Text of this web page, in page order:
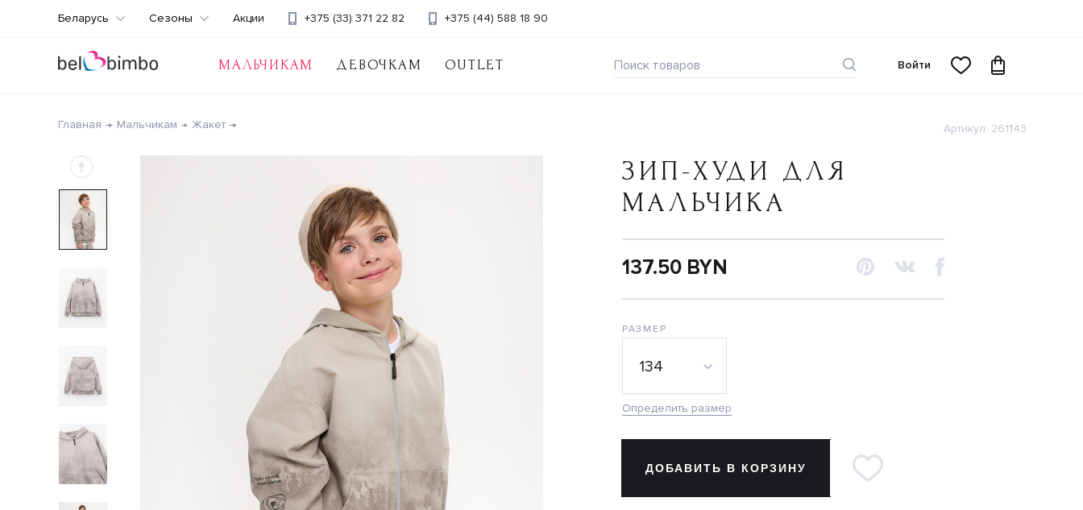
МАЛЬЧИКАМ ДЕВОЧКАМ OUTLET
+375 (33) 371 22 82 +375 (44) 588 18 90
Беларусь Сезоны Акции
Войти
Главная Мальчикам Жакет Артикул: 261143
ЗИП-ХУДИ ДЛЯ
МАЛЬЧИКА
137.50 BYN
РАЗМЕР
134
Определить размер
ДОБАВИТЬ В КОРЗИНУ